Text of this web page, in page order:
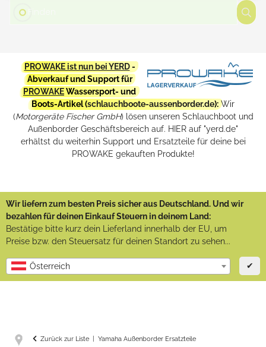
PROWAKE ist nun bei YERD-
Abverkauf und Support für
PROWAKEWassersport- und
Boots-Artikel (schlauchboote-aussenborder.de): Wir
(Motorgeräte Fischer GmbH) lösen unseren Schlauchboot und
Außenborder Geschäftsbereich auf. HIER auf "yerd.de"
erhältst du weiterhin Support und Ersatzteile für deine bei
PROWAKE gekauften Produkte!
Wir liefern zum besten Preis sicher aus Deutschland. Und wir
bezahlen für deinen Einkauf Steuern in deinem Land:
Bestätige bitte kurz dein Lieferland innerhalb der EU, um
Preise bzw. den Steuersatz für deinen Standort zu sehen...
Österreich ✔
Zurück zur Liste Yamaha Außenborder Ersatzteile